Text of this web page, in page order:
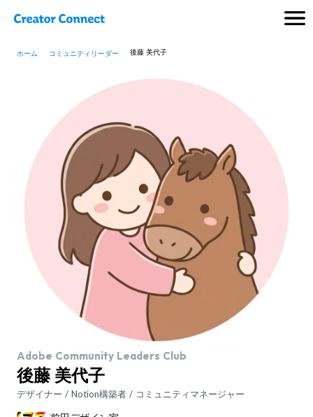
ホーム コミュニティリーダー 後藤 美代子
Adobe Community Leaders Club
後藤 美代子
デザイナー / Notion構築者 / コミュニティマネージャー